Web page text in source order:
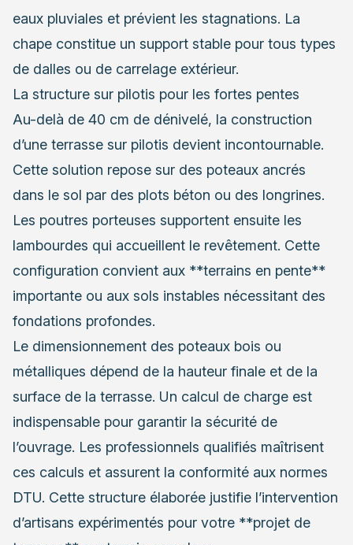
eaux pluviales et prévient les stagnations. La
chape constitue un support stable pour tous types
de dalles ou de carrelage extérieur.
La structure sur pilotis pour les fortes pentes
Au-delà de 40 cm de dénivelé, la construction
d’une terrasse sur pilotis devient incontournable.
Cette solution repose sur des poteaux ancrés
dans le sol par des plots béton ou des longrines.
Les poutres porteuses supportent ensuite les
lambourdes qui accueillent le revêtement. Cette
configuration convient aux **terrains en pente**
importante ou aux sols instables nécessitant des
fondations profondes.
Le dimensionnement des poteaux bois ou
métalliques dépend de la hauteur finale et de la
surface de la terrasse. Un calcul de charge est
indispensable pour garantir la sécurité de
l’ouvrage. Les professionnels qualifiés maîtrisent
ces calculs et assurent la conformité aux normes
DTU. Cette structure élaborée justifie l’intervention
d’artisans expérimentés pour votre **projet de